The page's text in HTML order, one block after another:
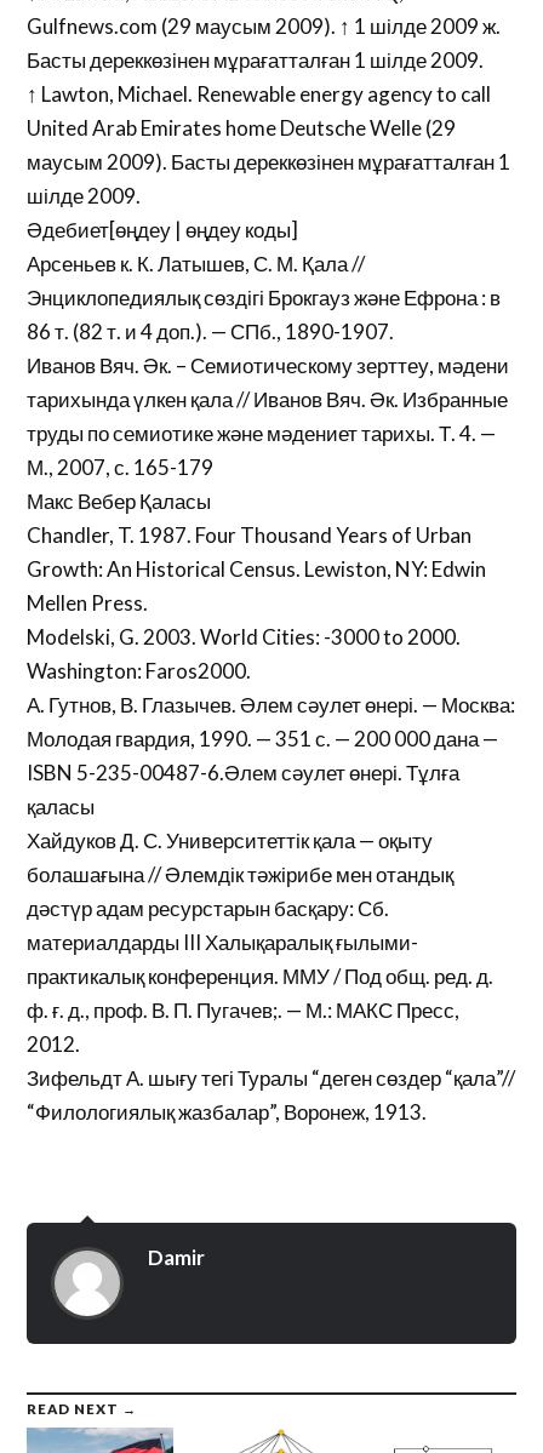
Gulfnews.com (29 маусым 2009). ↑ 1 шілде 2009 ж.
Басты дереккөзінен мұрағатталған 1 шілде 2009.
↑ Lawton, Michael. Renewable energy agency to call
United Arab Emirates home Deutsche Welle (29
маусым 2009). Басты дереккөзінен мұрағатталған 1
шілде 2009.
Әдебиет[өңдеу | өңдеу коды]
Арсеньев к. К. Латышев, С. М. Қала //
Энциклопедиялық сөздігі Брокгауз және Ефрона : в
86 т. (82 т. и 4 доп.). — СПб., 1890-1907.
Иванов Вяч. Әк. – Семиотическому зерттеу, мәдени
тарихында үлкен қала // Иванов Вяч. Әк. Избранные
труды по семиотике және мәдениет тарихы. Т. 4. —
М., 2007, с. 165-179
Макс Вебер Қаласы
Chandler, T. 1987. Four Thousand Years of Urban
Growth: An Historical Census. Lewiston, NY: Edwin
Mellen Press.
Modelski, G. 2003. World Cities: -3000 to 2000.
Washington: Faros2000.
А. Гутнов, В. Глазычев. Әлем сәулет өнері. — Москва:
Молодая гвардия, 1990. — 351 с. — 200 000 дана —
ISBN 5-235-00487-6.Әлем сәулет өнері. Тұлға
қаласы
Хайдуков Д. С. Университеттік қала — оқыту
болашағына // Әлемдік тәжірибе мен отандық
дәстүр адам ресурстарын басқару: Сб.
материалдарды III Халықаралық ғылыми-
практикалық конференция. ММУ / Под общ. ред. д.
ф. ғ. д., проф. В. П. Пугачев;. — М.: МАКС Пресс,
2012.
Зифельдт А. шығу тегі Туралы “деген сөздер “қала”//
“Филологиялық жазбалар”, Воронеж, 1913.
Damir
READ NEXT →